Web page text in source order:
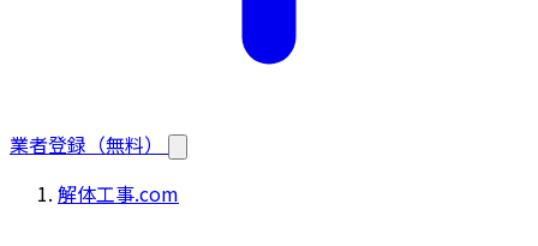
業者登録（無料）
解体工事.com